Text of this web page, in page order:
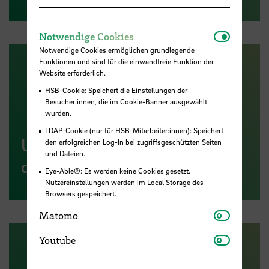
Umwelttechnik B. Sc. (auch
dual)
Notwendige Cookies
Notwendige Cookies ermöglichen grundlegende
Funktionen und sind für die einwandfreie Funktion der
Website erforderlich.
HSB-Cookie: Speichert die Einstellungen der
Besucher:innen, die im Cookie-Banner ausgewählt
wurden.
LDAP-Cookie (nur für HSB-Mitarbeiter:innen): Speichert
den erfolgreichen Log-In bei zugriffsgeschützten Seiten
und Dateien.
Eye-Able®: Es werden keine Cookies gesetzt.
Nutzereinstellungen werden im Local Storage des
Browsers gespeichert.
Matomo Matomo
Youtube Youtube